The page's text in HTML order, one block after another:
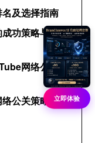
及选择指南
功策略与运营
网络公关公
公关策略
立即体验